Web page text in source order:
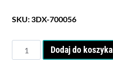
SKU:3DX-700056
3Dconnexion
Dodaj do koszyka